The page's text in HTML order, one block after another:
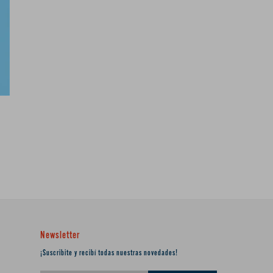
Newsletter
¡Suscribite y recibí todas nuestras novedades!